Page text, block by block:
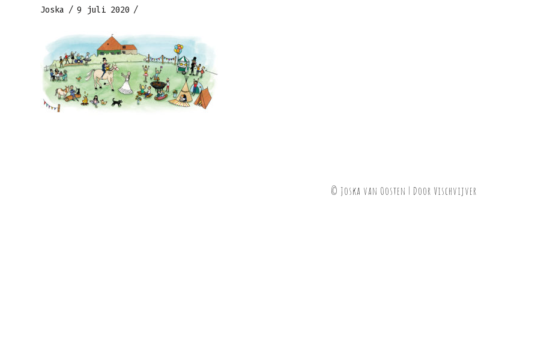
Joska 9 juli 2020
© Joska van Oosten | Door Vischvijver